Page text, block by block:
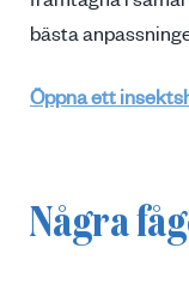
bästa
Öppna ett
Några